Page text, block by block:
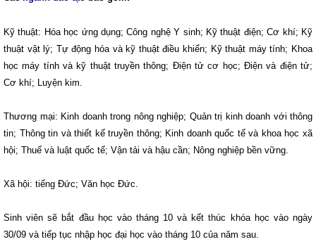
Kỹ thuật: Hóa học ứng dụng; Công nghệ Y sinh; Kỹ thuật điện; Cơ khí; Kỹ
thuật vật lý; Tự động hóa và kỹ thuật điều khiển; Kỹ thuật máy tính; Khoa
học máy tính và kỹ thuật truyền thông; Điện tử cơ học; Điện và điện tử;
Cơ khí; Luyện kim.
Thương mại: Kinh doanh trong nông nghiệp; Quản trị kinh doanh với thông
tin; Thông tin và thiết kế truyền thông; Kinh doanh quốc tế và khoa học xã
hội; Thuế và luật quốc tế; Vận tải và hậu cần; Nông nghiệp bền vững.
Xã hội: tiếng Đức; Văn học Đức.
Sinh viên sẽ bắt đầu học vào tháng 10 và kết thúc khóa học vào ngày
30/09 và tiếp tục nhập học đại học vào tháng 10 của năm sau.